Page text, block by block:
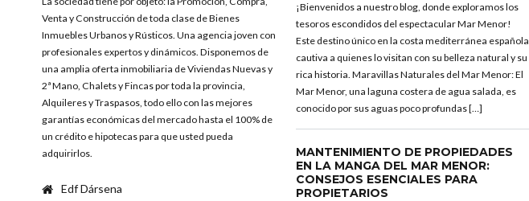
Venta y Construcción de toda clase de Bienes
Inmuebles Urbanos y Rústicos. Una agencia joven con
profesionales expertos y dinámicos. Disponemos de
una amplia oferta inmobiliaria de Viviendas Nuevas y
2ª Mano, Chalets y Fincas por toda la provincia,
Alquileres y Traspasos, todo ello con las mejores
garantías económicas del mercado hasta el 100% de
un crédito e hipotecas para que usted pueda
adquirirlos.
Edf Dársena
¡Bienvenidos a nuestro blog, donde exploramos los
tesoros escondidos del espectacular Mar Menor!
Este destino único en la costa mediterránea española
cautiva a quienes lo visitan con su belleza natural y su
rica historia. Maravillas Naturales del Mar Menor: El
Mar Menor, una laguna costera de agua salada, es
conocido por sus aguas poco profundas […]
MANTENIMIENTO DE PROPIEDADES
EN LA MANGA DEL MAR MENOR:
CONSEJOS ESENCIALES PARA
PROPIETARIOS